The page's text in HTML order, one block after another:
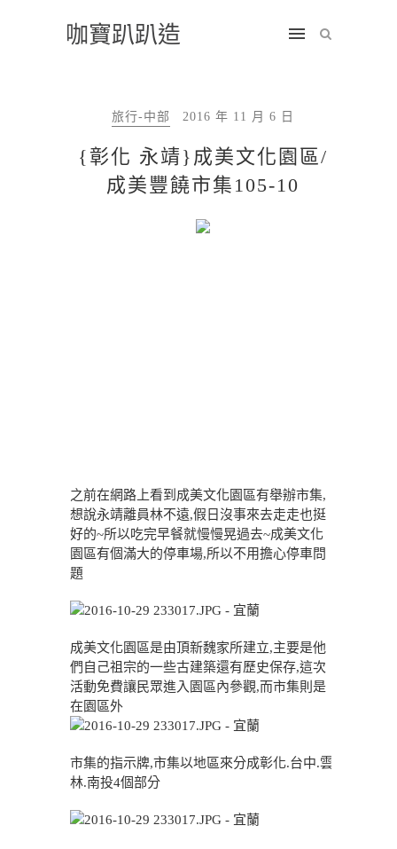
咖寶趴趴造
旅行-中部 2016 年 11 月 6 日
{彰化 永靖}成美文化園區/
成美豐饒市集105-10
之前在網路上看到成美文化園區有舉辦市集,
想說永靖離員林不遠,假日沒事來去走走也挺
好的~所以吃完早餐就慢慢晃過去~成美文化
園區有個滿大的停車場,所以不用擔心停車問
題
成美文化園區是由頂新魏家所建立,主要是他
們自己祖宗的一些古建築還有歷史保存,這次
活動免費讓民眾進入園區內參觀,而市集則是
在園區外
市集的指示牌,市集以地區來分成彰化.台中.雲
林.南投4個部分